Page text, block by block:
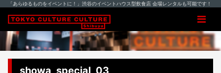
「あらゆるものをイベントに！」渋谷のイベントハウス型飲食店 会場レンタルも可能です！
showa_special_03